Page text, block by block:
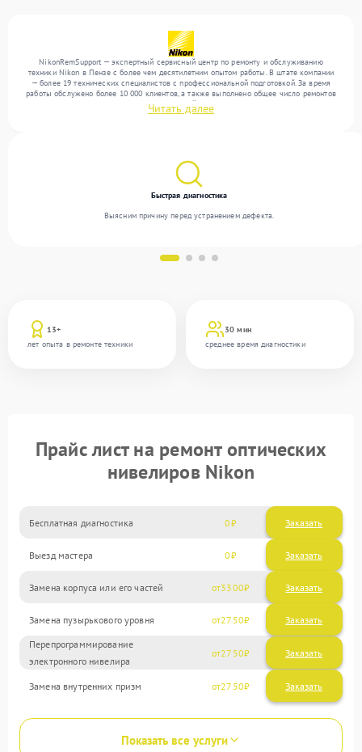
NikonRemSupport — экспертный сервисный центр по ремонту и обслуживанию
техники Nikon в Пензе с более чем десятилетним опытом работы. В штате компании
— более 19 технических специалистов с профессиональной подготовкой. За время
работы обслужено более 10 000 клиентов, а также выполнено общее число ремонтов
превысило 12 000. Ежемесячно в сервисный центр поступает свыше 300 единиц
техники, включая , , . Мы выполняем ремонт различного уровня сложности и
Читать далее
13+
лет опыта в ремонте техники
30 мин
среднее время диагностики
Быстрая диагностика
Выясним причину перед устранением дефекта.
Прайс лист на ремонт оптических
нивелиров Nikon
Бесплатная диагностика 0 Заказать
Выезд мастера 0 Заказать
Замена корпуса или его частей 3300
Замена пузырькового уровня 2750
Перепрограммирование
электронного нивелира
2750
Замена внутренних призм 2750
Показать все услуги